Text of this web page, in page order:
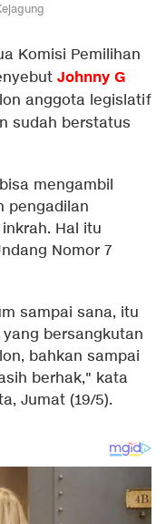
Komisi Pemilihan
Johnny G
anggota legislatif
sudah berstatus
mengambil
pengadilan
Hal itu
Nomor 7
sampai sana, itu
yang bersangkutan
bahkan sampai
berhak," kata
Jumat (19/5).